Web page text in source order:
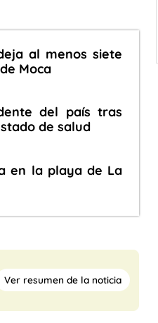
al menos siete
Moca
del país tras
de salud
en la playa de La
Ver resumen de la noticia